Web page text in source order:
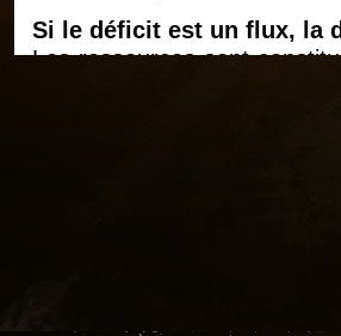
Si le déficit est un flux, la
Les ressources sont